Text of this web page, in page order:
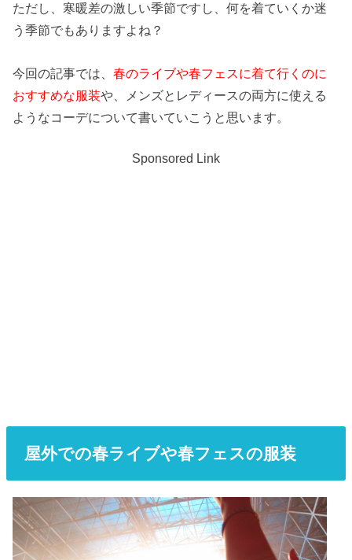
ただし、寒暖差の激しい季節ですし、何を着ていくか迷
う季節でもありますよね？
今回の記事では、春のライブや春フェスに着て行くのに
おすすめな服装や、メンズとレディースの両方に使える
ようなコーデについて書いていこうと思います。
Sponsored Link
屋外での春ライブや春フェスの服装